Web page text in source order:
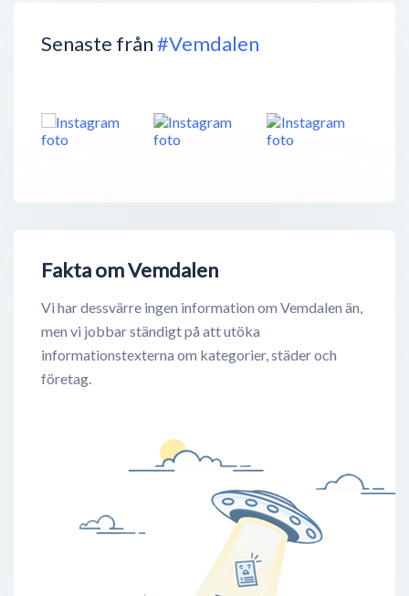
Senaste från#Vemdalen
Fakta om Vemdalen
Vi har dessvärre ingen information om Vemdalen än,
men vi jobbar ständigt på att utöka
informationstexterna om kategorier, städer och
företag.